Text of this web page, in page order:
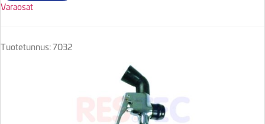
Varaosat
Tuotetunnus: 7032